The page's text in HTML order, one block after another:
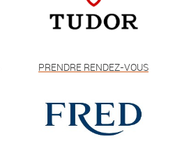
PRENDRE RENDEZ-VOUS